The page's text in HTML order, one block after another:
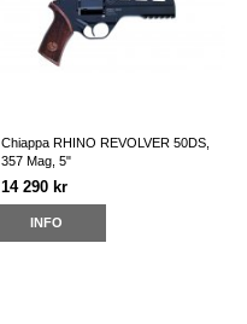
Chiappa RHINO REVOLVER 50DS,
357 Mag, 5"
14 290 kr
INFO